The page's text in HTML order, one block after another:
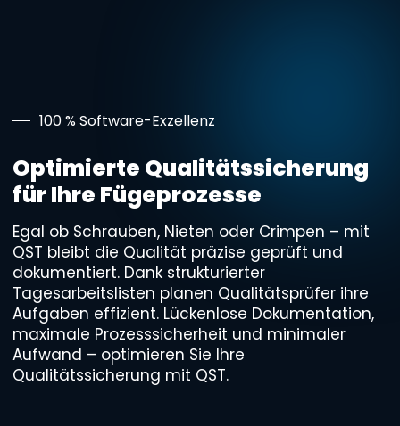
100 % Software-Exzellenz
Optimierte Qualitätssicherung
für Ihre Fügeprozesse
Egal ob Schrauben, Nieten oder Crimpen – mit
QST bleibt die Qualität präzise geprüft und
dokumentiert. Dank strukturierter
Tagesarbeitslisten planen Qualitätsprüfer ihre
Aufgaben effizient. Lückenlose Dokumentation,
maximale Prozesssicherheit und minimaler
Aufwand – optimieren Sie Ihre
Qualitätssicherung mit QST.